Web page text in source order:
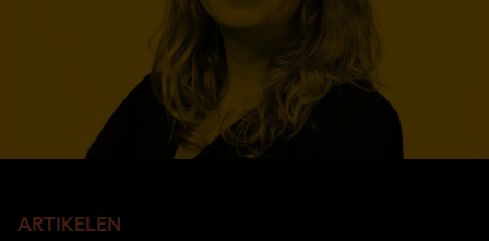
ARTIKELEN